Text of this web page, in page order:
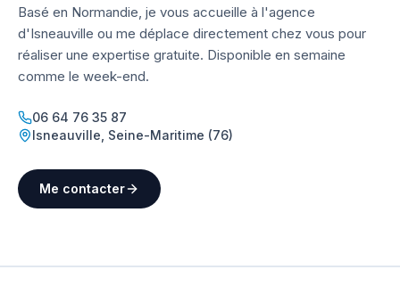
Basé en Normandie, je vous accueille à l'agence
d'Isneauville ou me déplace directement chez vous pour
réaliser une expertise gratuite. Disponible en semaine
comme le week-end.
06 64 76 35 87
Isneauville Seine-Maritime (76)
Me contacter